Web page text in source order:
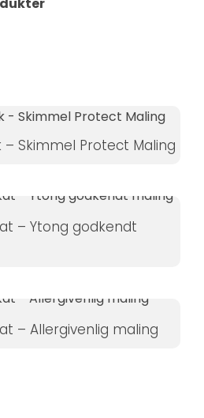
– Skimmel Protect Maling
– Ytong godkendt
– Allergivenlig maling